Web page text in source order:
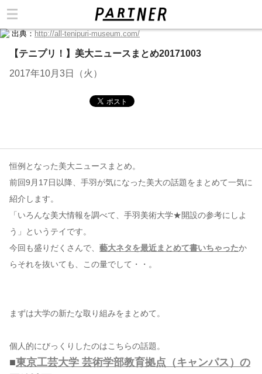
出典： http://all-tenipuri-museum.com/
【テニプリ！】美大ニュースまとめ20171003
2017年10月3日（火）
恒例となった美大ニュースまとめ。
前回9月17日以降、手羽が気になった美大の話題をまとめて一気に
紹介します。
「いろんな美大情報を調べて、手羽美術大学★開設の参考にしよ
う」というテイです。
今回も盛りだくさんで、 藝大ネタを最近まとめて書いちゃったか
らそれを抜いても、この量でして・・。
まずは大学の新たな取り組みをまとめて。
個人的にびっくりしたのはこちらの話題。
■東京工芸大学 芸術学部教育拠点（キャンパス）の
カテゴリ
このサイトについて
お問い合わせ